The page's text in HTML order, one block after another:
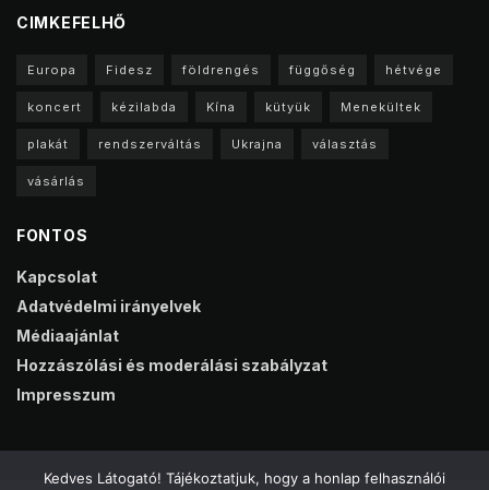
CIMKEFELHŐ
Europa Fidesz földrengés függőség hétvége
koncert kézilabda Kína kütyük Menekültek
plakát rendszerváltás Ukrajna választás
vásárlás
FONTOS
Kapcsolat
Adatvédelmi irányelvek
Médiaajánlat
Hozzászólási és moderálási szabályzat
Impresszum
Kedves Látogató! Tájékoztatjuk, hogy a honlap felhasználói